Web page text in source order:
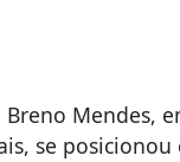
Breno Mendes,
se posicionou